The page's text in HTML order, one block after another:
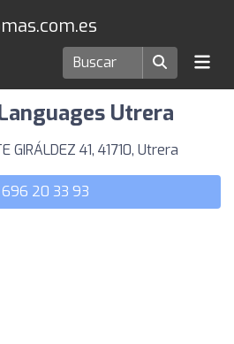
de idiomas en Utrera
Utrera
GIRÁLDEZ 41, 41710, Utrera
20 33 93